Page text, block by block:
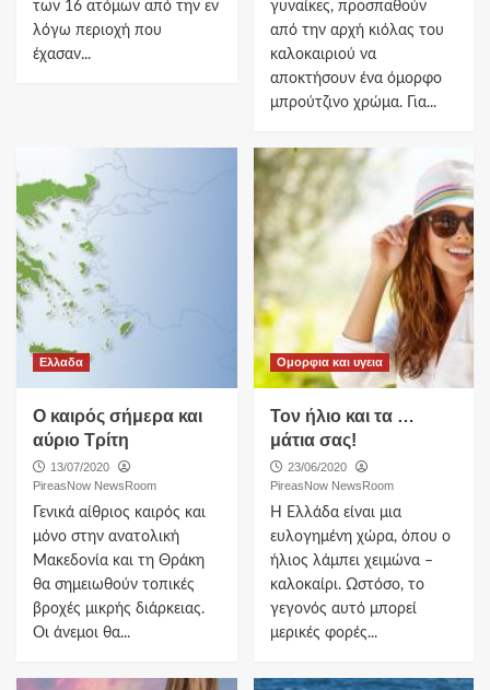
των 16 ατόμων από την εν
λόγω περιοχή που
έχασαν...
γυναίκες, προσπαθούν
από την αρχή κιόλας του
καλοκαιριού να
αποκτήσουν ένα όμορφο
μπρούτζινο χρώμα. Για...
Ελλαδα
Ο καιρός σήμερα και
αύριο Τρίτη
13/07/2020
PireasNow NewsRoom
Γενικά αίθριος καιρός και
μόνο στην ανατολική
Μακεδονία και τη Θράκη
θα σημειωθούν τοπικές
βροχές μικρής διάρκειας.
Οι άνεμοι θα...
Ομορφια και υγεια
Τον ήλιο και τα …
μάτια σας!
23/06/2020
PireasNow NewsRoom
Η Ελλάδα είναι μια
ευλογημένη χώρα, όπου ο
ήλιος λάμπει χειμώνα –
καλοκαίρι. Ωστόσο, το
γεγονός αυτό μπορεί
μερικές φορές...